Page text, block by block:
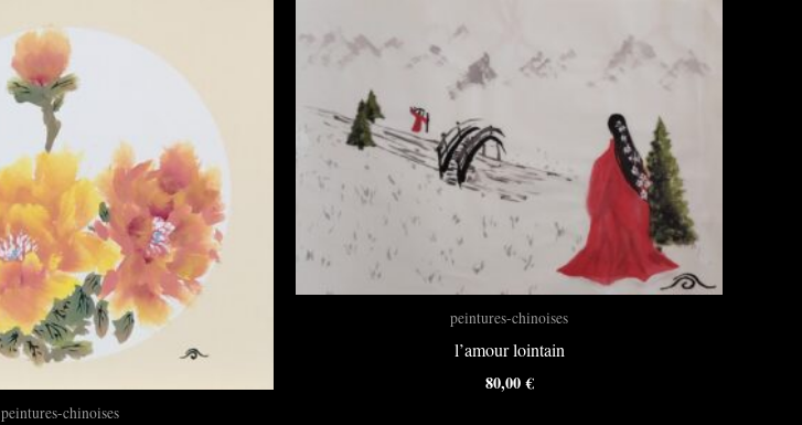
peintures-chinoises
peintures-chinoises
l’amour lointain
80,00€